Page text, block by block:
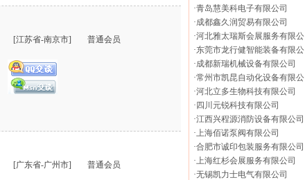
[江苏省-南京市] 普通会员
[广东省-广州市] 普通会员
·青岛慧美科电子有限公司
·成都鑫久润贸易有限公司
·河北雅太瑞斯会展服务有限公
·东莞市龙行健智能装备有限公
·成都新瑞机械设备有限公司
·常州市凯昆自动化设备有限公
·河北立多生物科技有限公司
· 四川元锐科技有限公司
·江西兴程源消防设备有限公司
·上海佰诺泵阀有限公司
·合肥市诚印包装服务有限公司
·上海红杉会展服务有限公司
·无锡凯力士电气有限公司